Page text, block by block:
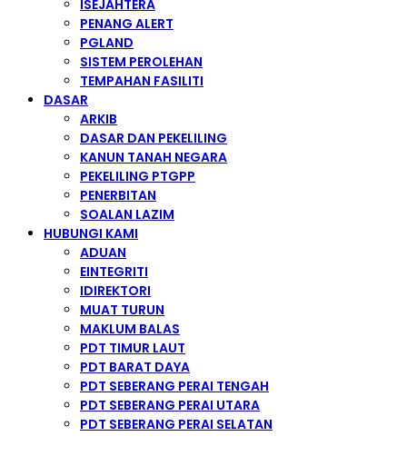
ISEJAHTERA
PENANG ALERT
PGLAND
SISTEM PEROLEHAN
TEMPAHAN FASILITI
DASAR
ARKIB
DASAR DAN PEKELILING
KANUN TANAH NEGARA
PEKELILING PTGPP
PENERBITAN
SOALAN LAZIM
HUBUNGI KAMI
ADUAN
EINTEGRITI
IDIREKTORI
MUAT TURUN
MAKLUM BALAS
PDT TIMUR LAUT
PDT BARAT DAYA
PDT SEBERANG PERAI TENGAH
PDT SEBERANG PERAI UTARA
PDT SEBERANG PERAI SELATAN